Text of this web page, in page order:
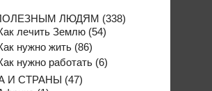
ЛЮДЯМ (338)
лечить Землю (54)
нужно жить (86)
нужно работать (6)
И СТРАНЫ (47)